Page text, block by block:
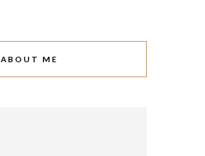
ABOUT ME